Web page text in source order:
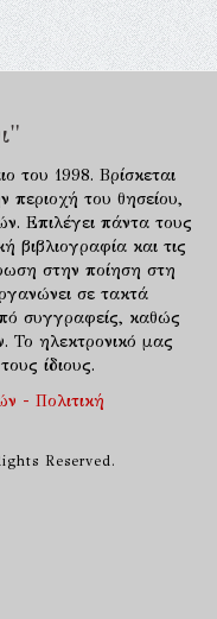
του 1998. Βρίσκεται
περιοχή του θησείου,
Επιλέγει πάντα τους
βιβλιογραφία και τις
στην ποίηση στη
σε τακτά
συγγραφείς, καθώς
Το ηλεκτρονικό μας
ίδιους.
- Πολιτική
Reserved.